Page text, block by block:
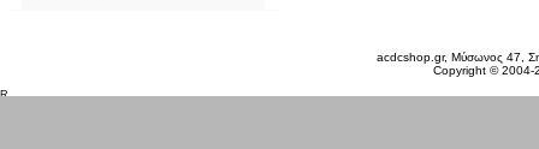
acdcshop.gr, Μύσωνος 47,
Copyright ©